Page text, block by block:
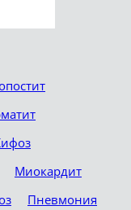
Миокардит
Пневмония